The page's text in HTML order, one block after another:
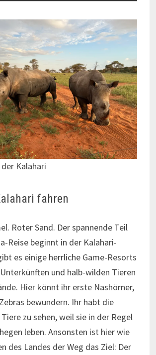
Kalahari
fahren
Roter Sand. Der spannende Teil
Reise beginnt in der Kalahari-
es einige herrliche Game-Resorts
und halb-wilden Tieren
Hier könnt ihr erste Nashörner,
bewundern. Ihr habt die
zu sehen, weil sie in der Regel
leben. Ansonsten ist hier wie
des Landes der Weg das Ziel: Der